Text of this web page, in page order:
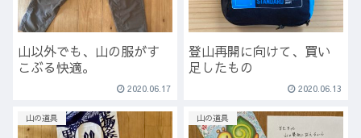
山以外でも、山の服がす
こぶる快適。
2020.06.17
登山再開に向けて、買い
足したもの
2020.06.13
山の道具 山の道具